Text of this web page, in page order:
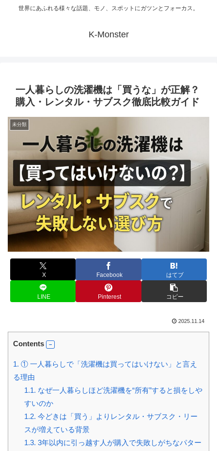
世界にあふれる様々な話題、モノ、スポットにガツンとフォーカス。
K-Monster
一人暮らしの洗濯機は「買うな」が正解？
購入・レンタル・サブスク徹底比較ガイド
未分類
X Facebook はてブ
LINE Pinterest コピー
2025.11.14
Contents
1. ① 一人暮らしで「洗濯機は買ってはいけない」と言え
る理由
1.1. なぜ一人暮らしほど洗濯機を“所有”すると損をしや
すいのか
1.2. 今どきは「買う」よりレンタル・サブスク・リー
スが増えている背景
1.3. 3年以内に引っ越す人が購入で失敗しがちなパター